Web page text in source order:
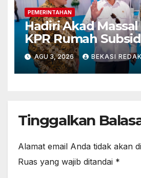
PEMERINTAHAN
Hadiri Akad
KPR Rumah
Nusron: Legalitas
Kepastian bagi
AGU 3, 2026 BEKASI
Tinggalkan
Alamat email Anda tidak akan
Ruas yang wajib ditandai *